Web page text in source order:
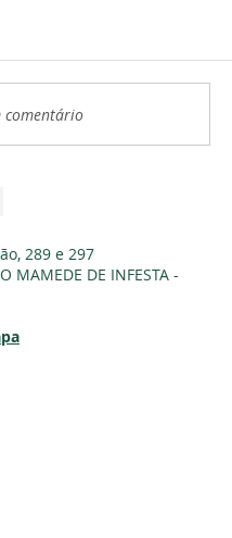
comentário
289 e 297
MAMEDE DE INFESTA -